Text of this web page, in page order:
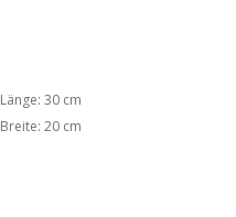
Länge: 30 cm
Breite: 20 cm